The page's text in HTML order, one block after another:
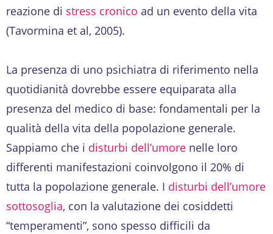
reazione di stress cronico ad un evento della vita
(Tavormina et al, 2005).
La presenza di uno psichiatra di riferimento nella
quotidianità dovrebbe essere equiparata alla
presenza del medico di base: fondamentali per la
qualità della vita della popolazione generale.
Sappiamo che i disturbi dell’umore nelle loro
differenti manifestazioni coinvolgono il 20% di
tutta la popolazione generale. I disturbi dell’umore
sottosoglia, con la valutazione dei cosiddetti
“temperamenti”, sono spesso difficili da